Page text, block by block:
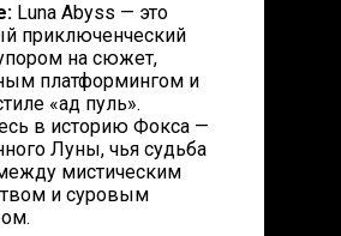
Luna Abyss — это
приключенческий
на сюжет,
платформингом и
«ад пуль».
в историю Фокса —
Луны, чья судьба
мистическим
и суровым